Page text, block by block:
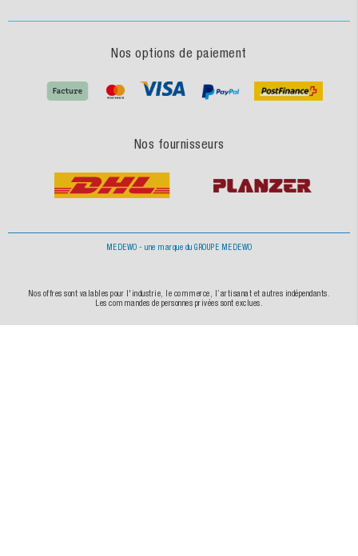
Nos options de paiement
Nos fournisseurs
MEDEWO - une marque du GROUPE MEDEWO
Nos offres sont valables pour l'industrie, le commerce, l’artisanat et autres indépendants.
Les commandes de personnes privées sont exclues.